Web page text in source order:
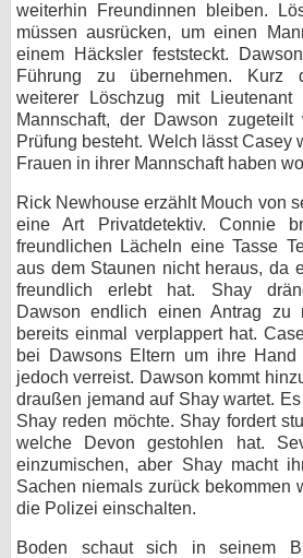
weiterhin Freundinnen bleiben.
müssen ausrücken, um einen
einem Häcksler feststeckt.
Führung zu übernehmen. Kurz
weiterer Löschzug mit
Mannschaft, der Dawson
Prüfung besteht. Welch lässt Casey
Frauen in ihrer Mannschaft haben
Rick Newhouse erzählt Mouch von
eine Art Privatdetektiv. Connie
freundlichen Lächeln eine Tasse
aus dem Staunen nicht heraus, da
freundlich erlebt hat. Shay
Dawson endlich einen Antrag zu
bereits einmal verplappert hat.
bei Dawsons Eltern um ihre Hand
jedoch verreist. Dawson kommt
draußen jemand auf Shay wartet.
Shay reden möchte. Shay fordert
welche Devon gestohlen hat.
einzumischen, aber Shay macht
Sachen niemals zurück bekommen
die Polizei einschalten.
Boden schaut sich in seinem